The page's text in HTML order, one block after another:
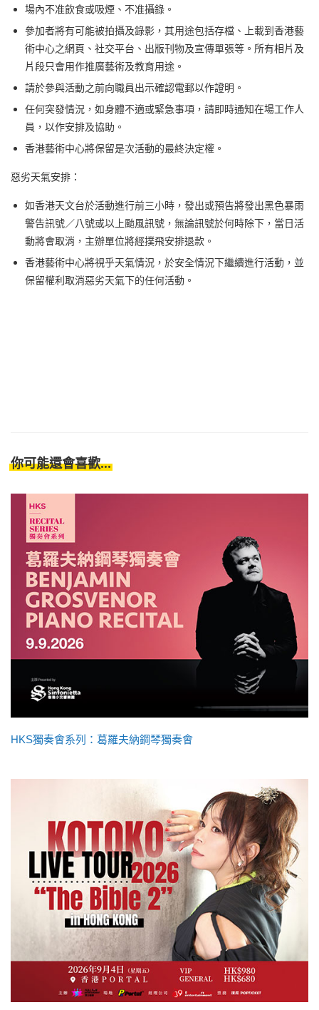
場內不准飲食或吸煙、不准攝錄。
參加者將有可能被拍攝及錄影，其用途包括存檔、上載到香港藝
術中心之網頁、社交平台、出版刊物及宣傳單張等。所有相片及
片段只會用作推廣藝術及教育用途。
請於參與活動之前向職員出示確認電郵以作證明。
任何突發情況，如身體不適或緊急事項，請即時通知在場工作人
員，以作安排及協助。
香港藝術中心將保留是次活動的最終決定權。
惡劣天氣安排：
如香港天文台於活動進行前三小時，發出或預告將發出黑色暴雨
警告訊號／八號或以上颱風訊號，無論訊號於何時除下，當日活
動將會取消，主辦單位將經撲飛安排退款。
香港藝術中心將視乎天氣情況，於安全情況下繼續進行活動，並
保留權利取消惡劣天氣下的任何活動。
你可能還會喜歡...
HKS獨奏會系列：葛羅夫納鋼琴獨奏會